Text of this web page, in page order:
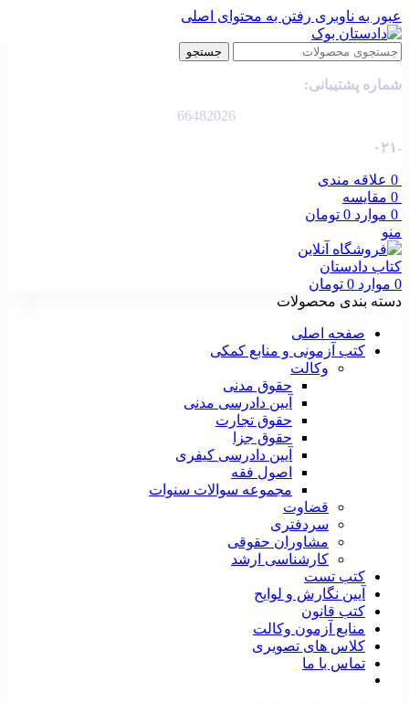
عبور به ناوبری رفتن به محتوای اصلی
جستجو
شماره پشتیبانی:
66482026
-۰۲۱
0 علاقه مندی
0 مقایسه
0 موارد 0 تومان
منو
0 موارد 0 تومان
دسته بندی محصولات
صفحه اصلی
کتب آزمونی و منابع کمکی
وکالت
حقوق مدنی
آیین دادرسی مدنی
حقوق تجارت
حقوق جزا
آیین دادرسی کیفری
اصول فقه
مجموعه سوالات سنوات
قضاوت
سردفتری
مشاوران حقوقی
کارشناسی ارشد
کتب تست
آیین نگارش و لوایح
کتب قانون
منابع آزمون وکالت
کلاس های تصویری
تماس با ما